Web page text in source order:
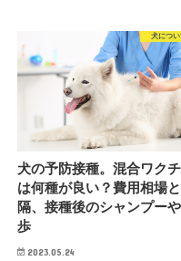
犬につ
犬の予防接種。混合ワク
は何種が良い？費用相場
隔、接種後のシャンプー
歩
2023.05.24